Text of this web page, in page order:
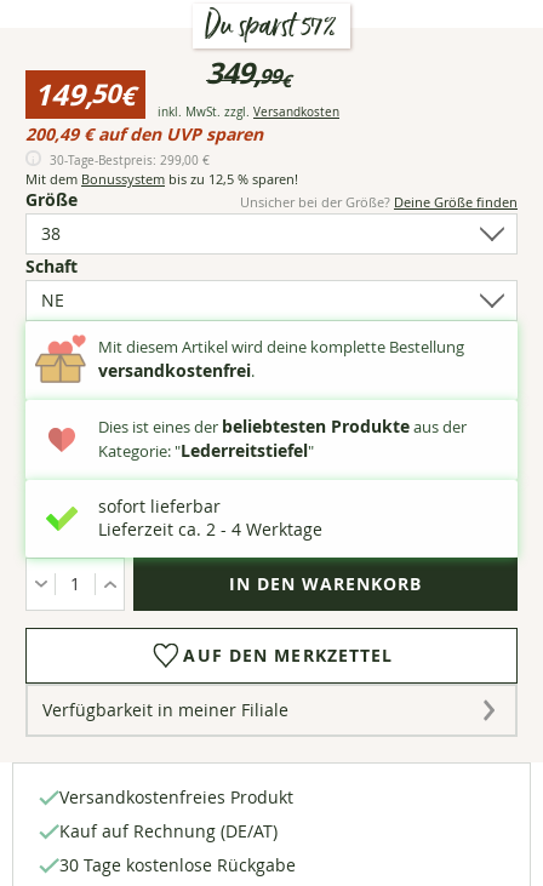
Du sparst 57%
für
Loesdau
Reitstiefel
Porto
Jump
Soft
Lack
149,50€
Reduzierter
Preis:
149,50
€
349,99€
Ursprünglicher
Preis:bisher
349,99
€
inkl. MwSt. zzgl. VersandkostenÖffnet Popup mit
200,49 € auf den UVP sparen
30-Tage-Bestpreis: 299,00 €
Mit dem Bonussystem bis zu 12,5 % sparen!
Unsicher bei der Größe? Deine Größe finden
Größe(6
Optionen
Fällt
normal
aus.
Bitte
bestelle
die
reguläre
Größe.
Schaft(5
Optionen
Mit diesem Artikel wird deine komplette Bestellung
versandkostenfrei.
Dies ist eines der beliebtesten Produkteaus der
Kategorie: "Lederreitstiefel"
sofort lieferbar
Lieferzeit ca. 2 - 4 Werktage
Menge
AUF DEN MERKZETTEL
Verfügbarkeit in meiner Filiale
Versandkostenfreies Produkt
Kauf auf Rechnung (DE/AT)
30 Tage kostenlose Rückgabe